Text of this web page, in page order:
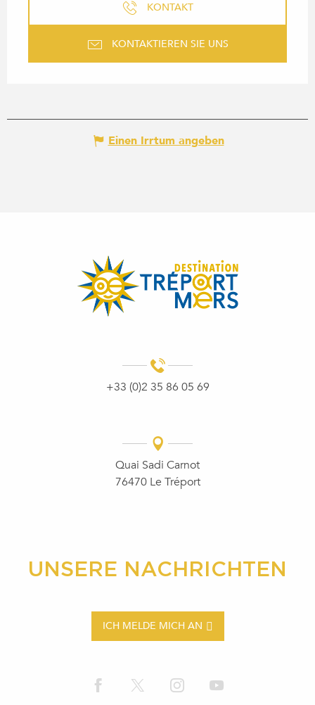
KONTAKT
KONTAKTIEREN SIE UNS
Einen Irrtum angeben
+33 (0)2 35 86 05 69
Quai Sadi Carnot
76470 Le Tréport
UNSERE NACHRICHTEN
ICH MELDE MICH AN